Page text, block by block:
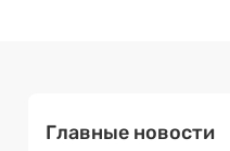
Главные новости